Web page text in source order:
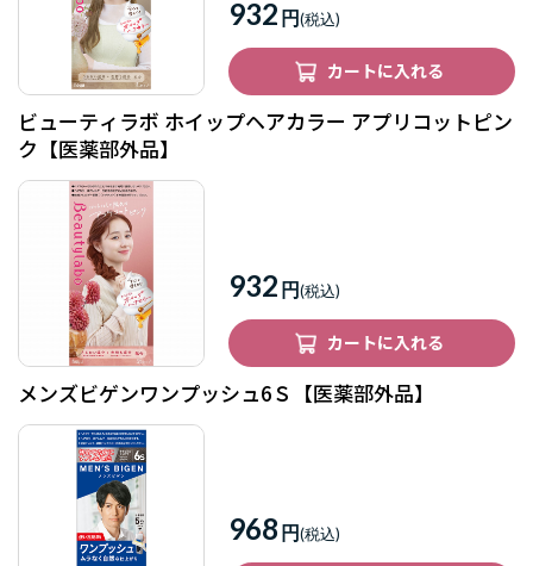
932 円
カートに入れる
ビューティラボ ホイップヘアカラー アプリコットピン
ク【医薬部外品】
932 円
カートに入れる
メンズビゲンワンプッシュ6Ｓ【医薬部外品】
968 円